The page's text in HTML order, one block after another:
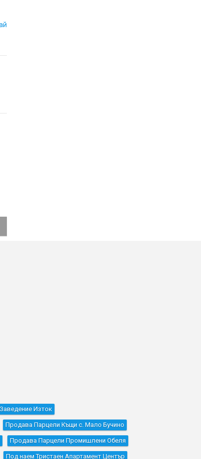
Изток
Продава Парцели Къщи с. Мало Бучино
Продава Парцели Промишлени Обеля
Под наем Тристаен Апартамент Център